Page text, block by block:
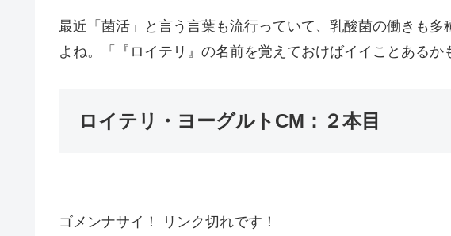
最近「菌活」と言う言葉も流行っていて、乳酸菌の働きも
よね。「『ロイテリ』の名前を覚えておけばイイことあるか
ロイテリ・ヨーグルトCM：２本目
ゴメンナサイ！ リンク切れです！